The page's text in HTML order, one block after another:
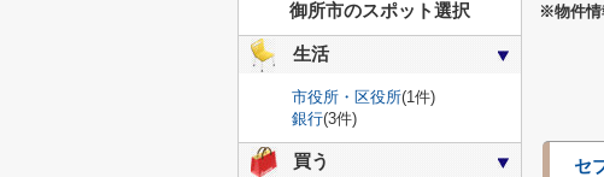
※物件情
セ
御所市のスポット選択
生活
市役所・区役所(1件)
銀行(3件)
買う